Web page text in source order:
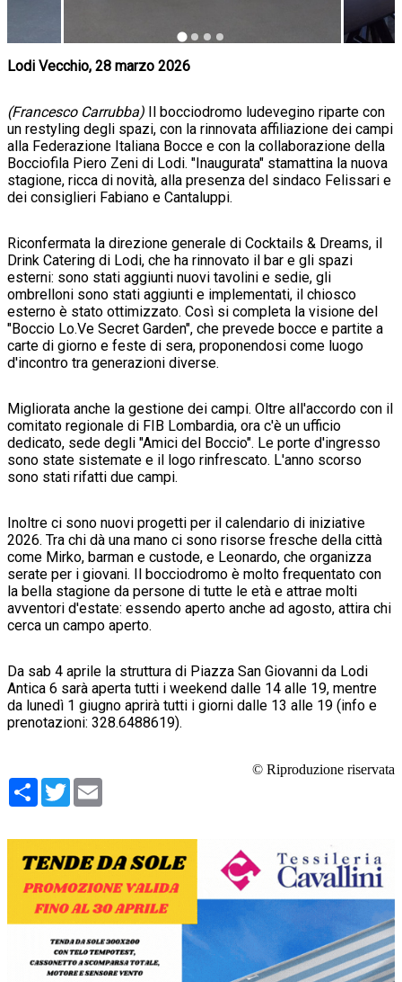
Lodi Vecchio, 28 marzo 2026
(Francesco Carrubba) Il bocciodromo ludevegino riparte con
un restyling degli spazi, con la rinnovata affiliazione dei campi
alla Federazione Italiana Bocce e con la collaborazione della
Bocciofila Piero Zeni di Lodi. "Inaugurata" stamattina la nuova
stagione, ricca di novità, alla presenza del sindaco Felissari e
dei consiglieri Fabiano e Cantaluppi.
Riconfermata la direzione generale di Cocktails & Dreams, il
Drink Catering di Lodi, che ha rinnovato il bar e gli spazi
esterni: sono stati aggiunti nuovi tavolini e sedie, gli
ombrelloni sono stati aggiunti e implementati, il chiosco
esterno è stato ottimizzato. Così si completa la visione del
"Boccio Lo.Ve Secret Garden", che prevede bocce e partite a
carte di giorno e feste di sera, proponendosi come luogo
d'incontro tra generazioni diverse.
Migliorata anche la gestione dei campi. Oltre all'accordo con il
comitato regionale di FIB Lombardia, ora c'è un ufficio
dedicato, sede degli "Amici del Boccio". Le porte d'ingresso
sono state sistemate e il logo rinfrescato. L'anno scorso
sono stati rifatti due campi.
Inoltre ci sono nuovi progetti per il calendario di iniziative
2026. Tra chi dà una mano ci sono risorse fresche della città
come Mirko, barman e custode, e Leonardo, che organizza
serate per i giovani. Il bocciodromo è molto frequentato con
la bella stagione da persone di tutte le età e attrae molti
avventori d'estate: essendo aperto anche ad agosto, attira chi
cerca un campo aperto.
Da sab 4 aprile la struttura di Piazza San Giovanni da Lodi
Antica 6 sarà aperta tutti i weekend dalle 14 alle 19, mentre
da lunedì 1 giugno aprirà tutti i giorni dalle 13 alle 19 (info e
prenotazioni: 328.6488619).
© Riproduzione riservata
Condividi
Twitter